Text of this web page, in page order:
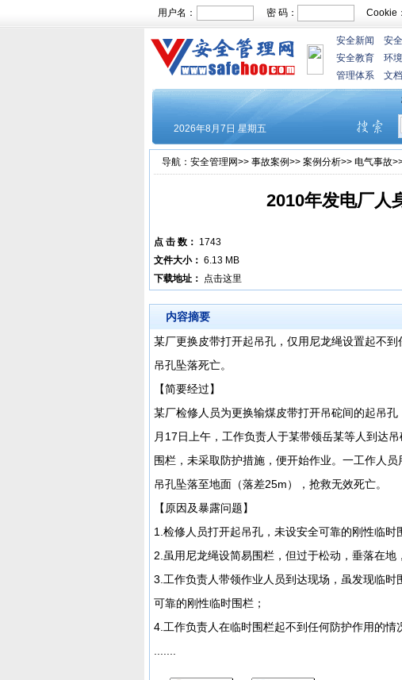
用户名： 密 码： Cookie
安全新闻 安
安全教育
环
管理体系
文档
导航： 安全管理网>> 事故案例>> 案例分析>> 电气事故
2010年发电厂人
点 击 数： 1743
文件大小： 6.13 MB
下载地址：
点击这里
内容摘要
某厂更换皮带打开起吊孔，仅用尼龙绳设置起不
吊孔坠落死亡。
【简要经过】
某厂检修人员为更换输煤皮带打开吊砣间的起吊
月17日上午，工作负责人于某带领岳某等人到达
围栏，未采取防护措施，便开始作业。一工作人
吊孔坠落至地面（落差25m），抢救无效死亡。
【原因及暴露问题】
1.检修人员打开起吊孔，未设安全可靠的刚性临时
2.虽用尼龙绳设简易围栏，但过于松动，垂落在地
3.工作负责人带领作业人员到达现场，虽发现临
可靠的刚性临时围栏；
4.工作负责人在临时围栏起不到任何防护作用的情